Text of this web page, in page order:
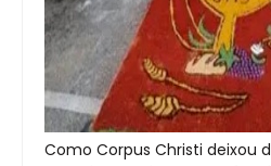
Como Corpus Christi deixou